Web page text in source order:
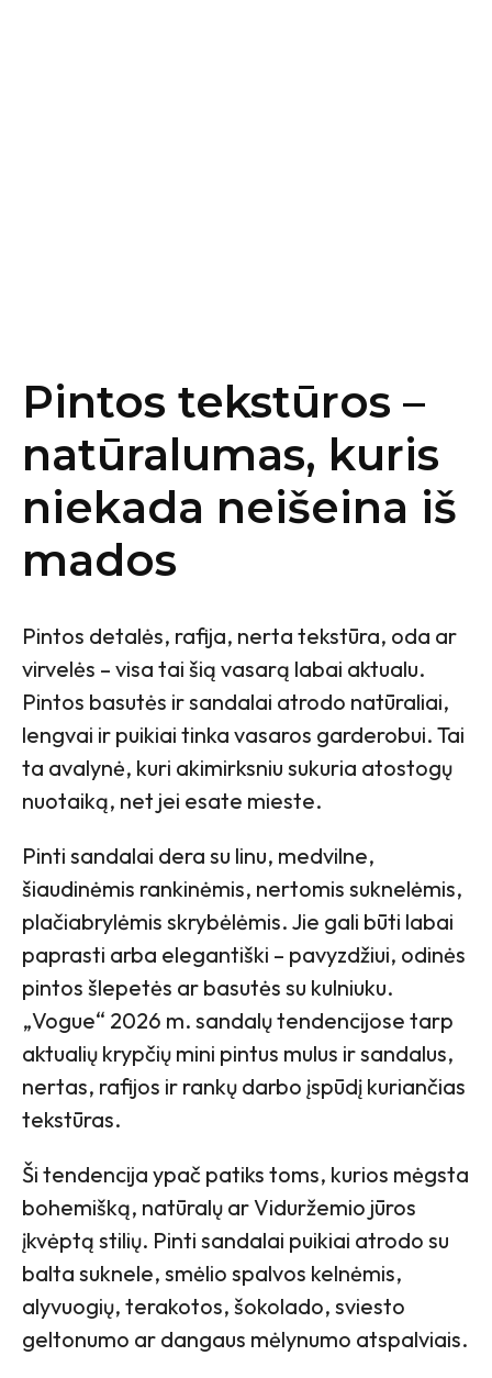
Pintos tekstūros –
natūralumas, kuris
niekada neišeina iš
mados
Pintos detalės, rafija, nerta tekstūra, oda ar
virvelės – visa tai šią vasarą labai aktualu.
Pintos basutės ir sandalai atrodo natūraliai,
lengvai ir puikiai tinka vasaros garderobui. Tai
ta avalynė, kuri akimirksniu sukuria atostogų
nuotaiką, net jei esate mieste.
Pinti sandalai dera su linu, medvilne,
šiaudinėmis rankinėmis, nertomis suknelėmis,
plačiabrylėmis skrybėlėmis. Jie gali būti labai
paprasti arba elegantiški – pavyzdžiui, odinės
pintos šlepetės ar basutės su kulniuku.
„Vogue“ 2026 m. sandalų tendencijose tarp
aktualių krypčių mini pintus mulus ir sandalus,
nertas, rafijos ir rankų darbo įspūdį kuriančias
tekstūras.
Ši tendencija ypač patiks toms, kurios mėgsta
bohemišką, natūralų ar Viduržemio jūros
įkvėptą stilių. Pinti sandalai puikiai atrodo su
balta suknele, smėlio spalvos kelnėmis,
alyvuogių, terakotos, šokolado, sviesto
geltonumo ar dangaus mėlynumo atspalviais.